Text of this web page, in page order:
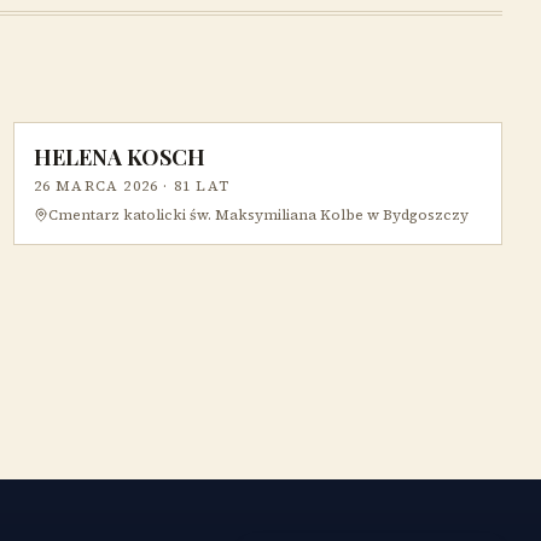
HELENA KOSCH
26 MARCA 2026 · 81 LAT
Cmentarz katolicki św. Maksymiliana Kolbe w Bydgoszczy